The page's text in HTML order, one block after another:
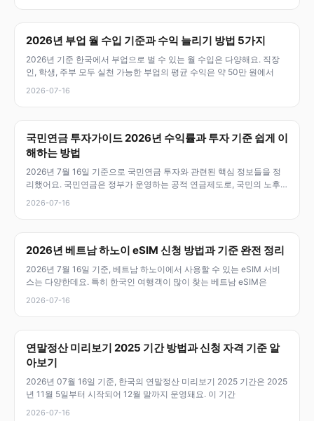
2026년 부업 월 수입 기준과 수익 늘리기 방법 5가지
2026년 기준 한국에서 부업으로 벌 수 있는 월 수입은 다양해요. 직장
인, 학생, 주부 모두 실천 가능한 부업의 평균 수익은 약 50만 원에서
2026-07-16
국민연금 투자가이드 2026년 수익률과 투자 기준 쉽게 이
해하는 방법
2026년 7월 16일 기준으로 국민연금 투자와 관련된 핵심 정보들을 정
리했어요. 국민연금은 정부가 운영하는 공적 연금제도로, 국민의 노후
2026-07-16
2026년 베트남 하노이 eSIM 신청 방법과 기준 완전 정리
2026년 7월 16일 기준, 베트남 하노이에서 사용할 수 있는 eSIM 서비
스는 다양한데요. 특히 한국인 여행객이 많이 찾는 베트남 eSIM은
2026-07-16
연말정산 미리보기 2025 기간 방법과 신청 자격 기준 알
아보기
2026년 07월 16일 기준, 한국의 연말정산 미리보기 2025 기간은 2025
년 11월 5일부터 시작되어 12월 말까지 운영돼요. 이 기간
2026-07-16